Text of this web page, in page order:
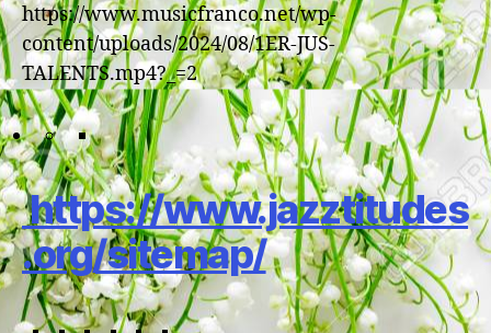
https://www.musicfranco.net/wp-
content/uploads/2024/08/1ER-JUS-
TALENTS.mp4?_=2
https://www.jazztitudes
.org/sitemap/